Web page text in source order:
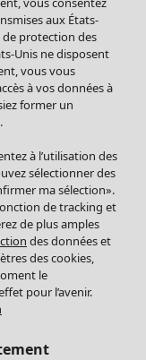
aux États-
de protection des
Unis ne disposent
vous vous
à vos données à
former un
à l’utilisation des
sélectionner des
ma sélection».
de tracking et
de plus amples
des données et
des cookies,
le
pour l’avenir.